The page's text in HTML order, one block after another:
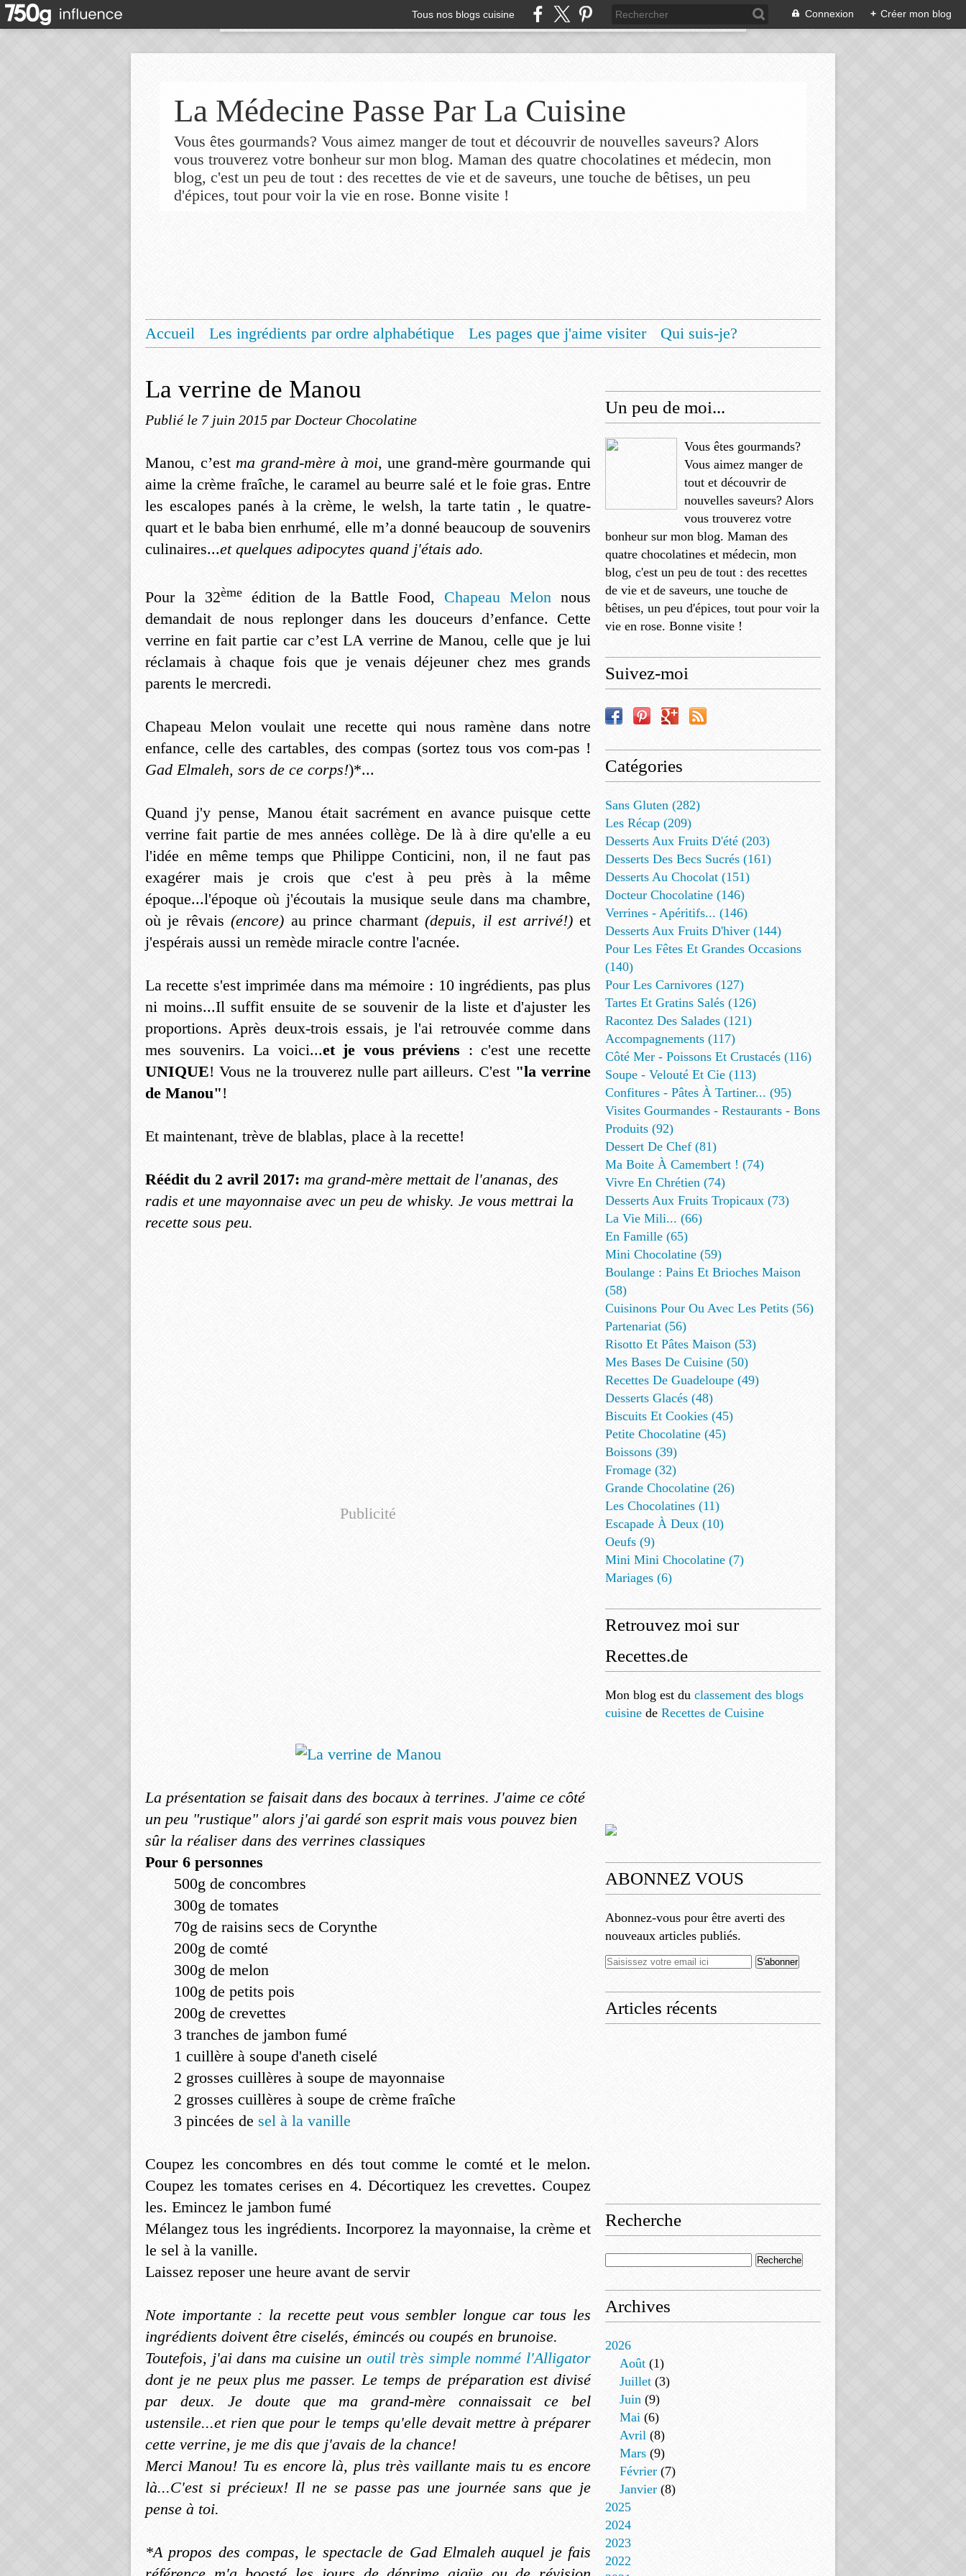
Tous nos blogs cuisine Connexion + Créer mon blog
La Médecine Passe Par La Cuisine
Vous êtes gourmands? Vous aimez manger de tout et découvrir de nouvelles saveurs? Alors
vous trouverez votre bonheur sur mon blog. Maman des quatre chocolatines et médecin, mon
blog, c'est un peu de tout : des recettes de vie et de saveurs, une touche de bêtises, un peu
d'épices, tout pour voir la vie en rose. Bonne visite !
Accueil Les ingrédients par ordre alphabétique Les pages que j'aime visiter
Qui suis-je?
La verrine de Manou
Publié le 7 juin 2015 par Docteur Chocolatine
Manou, c’estma grand-mère à moi, une grand-mère gourmande qui
aime la crème fraîche, le caramel au beurre salé et le foie gras. Entre
les escalopes panés à la crème, le welsh, la tarte tatin , le quatre-
quart et le baba bien enrhumé, elle m’a donné beaucoup de souvenirs
culinaires...et quelques adipocytes quand j'étais ado.
Pour la 32ème édition de la Battle Food, Chapeau Melonnous
demandait de nous replonger dans les douceurs d’enfance. Cette
verrine en fait partie car c’est LA verrine de Manou, celle que je lui
réclamais à chaque fois que je venais déjeuner chez mes grands
parents le mercredi.
Chapeau Melon voulait une recette qui nous ramène dans notre
enfance, celle des cartables, des compas (sortez tous vos com-pas !
Gad Elmaleh, sors de ce corps!)*...
Quand j'y pense, Manou était sacrément en avance puisque cette
verrine fait partie de mes années collège. De là à dire qu'elle a eu
l'idée en même temps que Philippe Conticini, non, il ne faut pas
exagérer mais je crois que c'est à peu près à la même
époque...l'époque où j'écoutais la musique seule dans ma chambre,
où je rêvais(encore) au prince charmant(depuis, il est arrivé!)et
j'espérais aussi un remède miracle contre l'acnée.
La recette s'est imprimée dans ma mémoire : 10 ingrédients, pas plus
ni moins...Il suffit ensuite de se souvenir de la liste et d'ajuster les
proportions. Après deux-trois essais, je l'ai retrouvée comme dans
mes souvenirs. La voici...et je vous préviens : c'est une recette
UNIQUE! Vous ne la trouverez nulle part ailleurs. C'est "la verrine
de Manou"!
Et maintenant, trève de blablas, place à la recette!
Réédit du 2 avril 2017: ma grand-mère mettait de l'ananas, des
radis et une mayonnaise avec un peu de whisky. Je vous mettrai la
recette sous peu.
Publicité
La présentation se faisait dans des bocaux à terrines. J'aime ce côté
un peu "rustique" alors j'ai gardé son esprit mais vous pouvez bien
sûr la réaliser dans des verrines classiques
Pour 6 personnes
500g de concombres
300g de tomates
70g de raisins secs de Corynthe
200g de comté
300g de melon
100g de petits pois
200g de crevettes
3 tranches de jambon fumé
1 cuillère à soupe d'aneth ciselé
2 grosses cuillères à soupe de mayonnaise
2 grosses cuillères à soupe de crème fraîche
3 pincées de sel à la vanille
Coupez les concombres en dés tout comme le comté et le melon.
Coupez les tomates cerises en 4. Décortiquez les crevettes. Coupez
les. Emincez le jambon fumé
Mélangez tous les ingrédients. Incorporez la mayonnaise, la crème et
le sel à la vanille.
Laissez reposer une heure avant de servir
Note importante : la recette peut vous sembler longue car tous les
ingrédients doivent être ciselés, émincés ou coupés en brunoise.
Toutefois, j'ai dans ma cuisine un outil très simple nommé l'Alligator
dont je ne peux plus me passer. Le temps de préparation est divisé
par deux. Je doute que ma grand-mère connaissait ce bel
ustensile...et rien que pour le temps qu'elle devait mettre à préparer
cette verrine, je me dis que j'avais de la chance!
Merci Manou! Tu es encore là, plus très vaillante mais tu es encore
là...C'est si précieux! Il ne se passe pas une journée sans que je
pense à toi.
*A propos des compas, le spectacle de Gad Elmaleh auquel je fais
Un peu de moi...
Vous êtes gourmands?
Vous aimez manger de
tout et découvrir de
nouvelles saveurs? Alors
vous trouverez votre
bonheur sur mon blog. Maman des
quatre chocolatines et médecin, mon
blog, c'est un peu de tout : des recettes
de vie et de saveurs, une touche de
bêtises, un peu d'épices, tout pour voir la
vie en rose. Bonne visite !
Suivez-moi
Catégories
Sans Gluten (282)
Les Récap (209)
Desserts Aux Fruits D'été (203)
Desserts Des Becs Sucrés (161)
Desserts Au Chocolat (151)
Docteur Chocolatine (146)
Verrines - Apéritifs... (146)
Desserts Aux Fruits D'hiver (144)
Pour Les Fêtes Et Grandes Occasions
(140)
Pour Les Carnivores (127)
Tartes Et Gratins Salés (126)
Racontez Des Salades (121)
Accompagnements (117)
Côté Mer - Poissons Et Crustacés (116)
Soupe - Velouté Et Cie (113)
Confitures - Pâtes À Tartiner... (95)
Visites Gourmandes - Restaurants - Bons
Produits (92)
Dessert De Chef (81)
Ma Boite À Camembert ! (74)
Vivre En Chrétien (74)
Desserts Aux Fruits Tropicaux (73)
La Vie Mili... (66)
En Famille (65)
Mini Chocolatine (59)
Boulange : Pains Et Brioches Maison
(58)
Cuisinons Pour Ou Avec Les Petits (56)
Partenariat (56)
Risotto Et Pâtes Maison (53)
Mes Bases De Cuisine (50)
Recettes De Guadeloupe (49)
Desserts Glacés (48)
Biscuits Et Cookies (45)
Petite Chocolatine (45)
Boissons (39)
Fromage (32)
Grande Chocolatine (26)
Les Chocolatines (11)
Escapade À Deux (10)
Oeufs (9)
Mini Mini Chocolatine (7)
Mariages (6)
Retrouvez moi sur
Recettes.de
Mon blog est du classement des blogs
cuisine de Recettes de Cuisine
ABONNEZ VOUS
Abonnez-vous pour être averti des
nouveaux articles publiés.
Articles récents
Recherche
Archives
2026
Août (1)
Juillet (3)
Juin (9)
Mai (6)
Avril (8)
Mars (9)
Février (7)
Janvier (8)
2025
2024
2023
2022